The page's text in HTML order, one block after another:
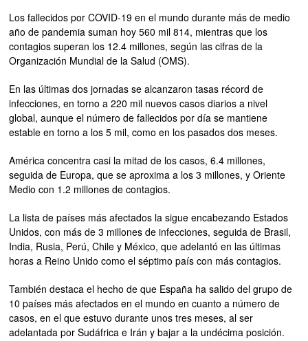
Los fallecidos por COVID-19 en el mundo durante más de medio
año de pandemia suman hoy 560 mil 814, mientras que los
contagios superan los 12.4 millones, según las cifras de la
Organización Mundial de la Salud (OMS).
En las últimas dos jornadas se alcanzaron tasas récord de
infecciones, en torno a 220 mil nuevos casos diarios a nivel
global, aunque el número de fallecidos por día se mantiene
estable en torno a los 5 mil, como en los pasados dos meses.
América concentra casi la mitad de los casos, 6.4 millones,
seguida de Europa, que se aproxima a los 3 millones, y Oriente
Medio con 1.2 millones de contagios.
La lista de países más afectados la sigue encabezando Estados
Unidos, con más de 3 millones de infecciones, seguida de Brasil,
India, Rusia, Perú, Chile y México, que adelantó en las últimas
horas a Reino Unido como el séptimo país con más contagios.
También destaca el hecho de que España ha salido del grupo de
10 países más afectados en el mundo en cuanto a número de
casos, en el que estuvo durante unos tres meses, al ser
adelantada por Sudáfrica e Irán y bajar a la undécima posición.